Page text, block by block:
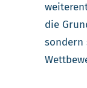
die
sondern